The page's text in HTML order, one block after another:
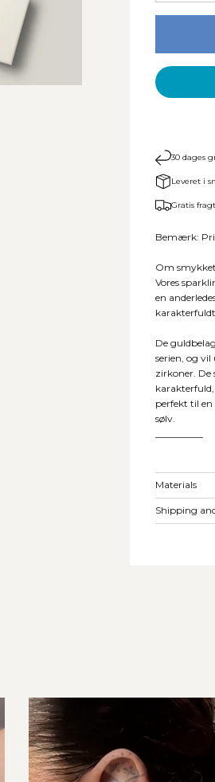
30 dages
Leveret i
Gratis
Bemærk:
Om
Vores
en
De
serien, og
zirkoner. De
perfekt til en
sølv.
Materials
Shipping